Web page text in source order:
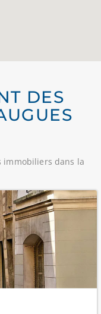
DES
immobiliers dans la